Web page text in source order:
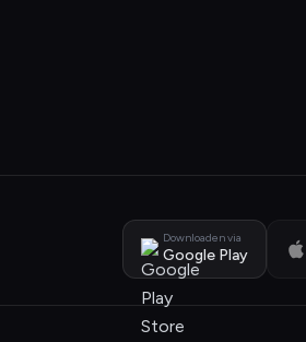
Downloaden via
Google Play